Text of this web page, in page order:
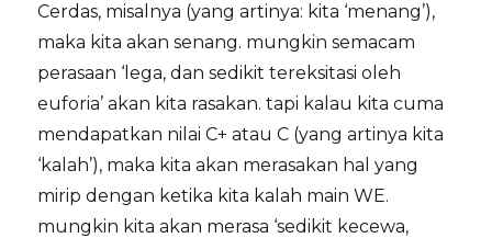
Cerdas, misalnya (yang artinya: kita ‘menang’),
maka kita akan senang. mungkin semacam
perasaan ‘lega, dan sedikit tereksitasi oleh
euforia’ akan kita rasakan. tapi kalau kita cuma
mendapatkan nilai C+ atau C (yang artinya kita
‘kalah’), maka kita akan merasakan hal yang
mirip dengan ketika kita kalah main WE.
mungkin kita akan merasa ‘sedikit kecewa,